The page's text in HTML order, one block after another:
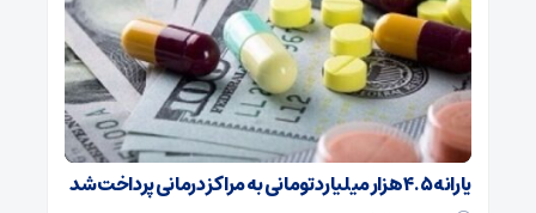
یارانه ۴.۵ هزار میلیارد تومانی به مراکز درمانی پرداخت شد